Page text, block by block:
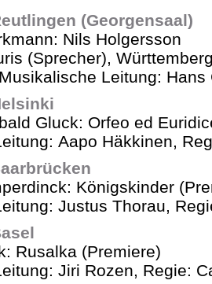
(Georgensaal)
Nils Holgersson
(Sprecher),
Leitung: Hans
Gluck: Orfeo ed
Aapo Häkkinen,
Königskinder
Justus Thorau,
Rusalka (Premiere)
Jiri Rozen, Regie: